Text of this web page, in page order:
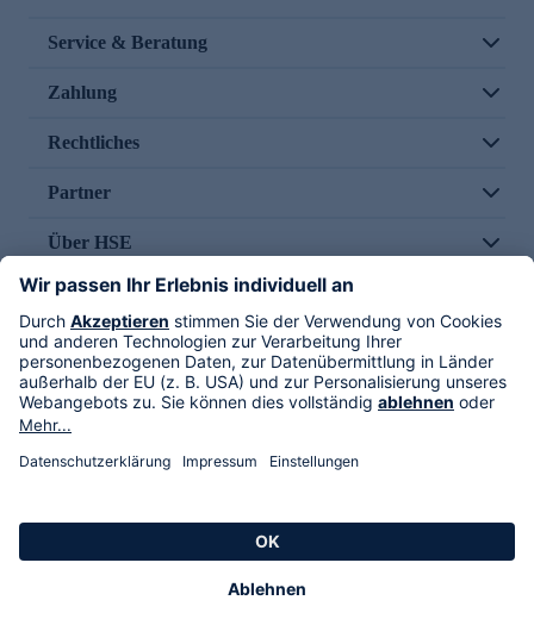
Service & Beratung
Zahlung
Rechtliches
Partner
Über HSE
Im TV
HSE International